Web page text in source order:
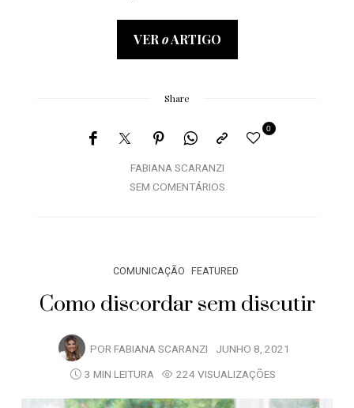
VER oARTIGO
Share
FABIANA SCARANZI
0
SEM COMENTÁRIOS
COMUNICAÇÃO FEATURED
Como discordar sem discutir
POR FABIANA SCARANZI JUNHO 8, 2021
3 MIN LEITURA
224 VISUALIZAÇÕES